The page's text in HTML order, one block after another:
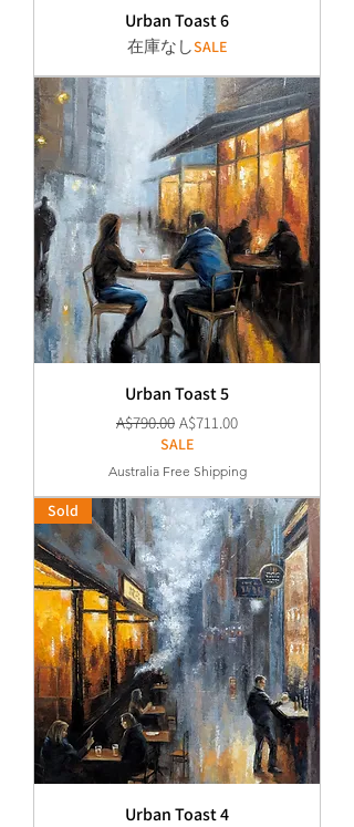
Urban Toast 6
在庫なしSALE
Urban Toast 5
通常価格
A$790.00 セール価格
A$711.00
SALE
Australia Free Shipping
Sold
Urban Toast 4